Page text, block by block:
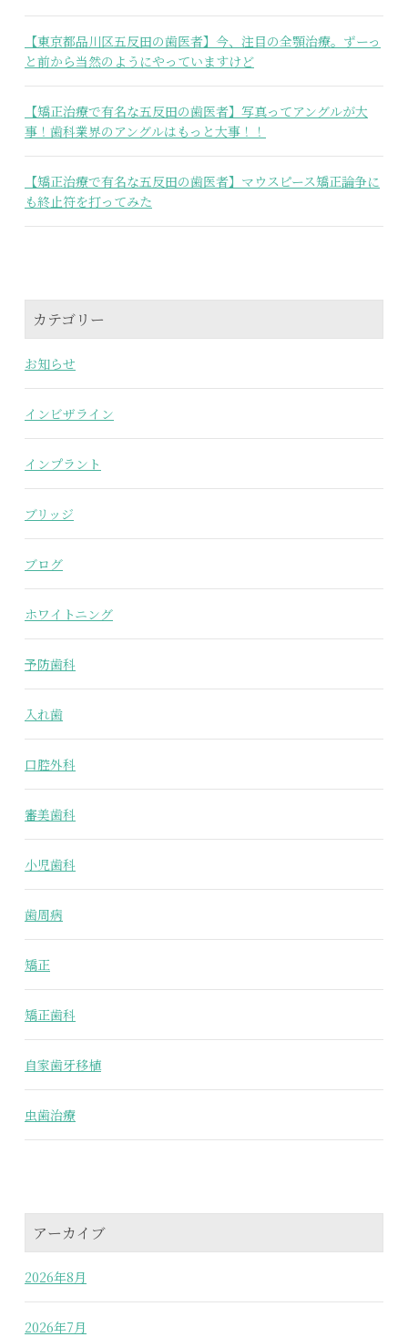
【東京都品川区五反田の歯医者】今、注目の全顎治療。ずーっ
と前から当然のようにやっていますけど
【矯正治療で有名な五反田の歯医者】写真ってアングルが大
事！歯科業界のアングルはもっと大事！！
【矯正治療で有名な五反田の歯医者】マウスピース矯正論争に
も終止符を打ってみた
カテゴリー
お知らせ
インビザライン
インプラント
ブリッジ
ブログ
ホワイトニング
予防歯科
入れ歯
口腔外科
審美歯科
小児歯科
歯周病
矯正
矯正歯科
自家歯牙移植
虫歯治療
アーカイブ
2026年8月
2026年7月